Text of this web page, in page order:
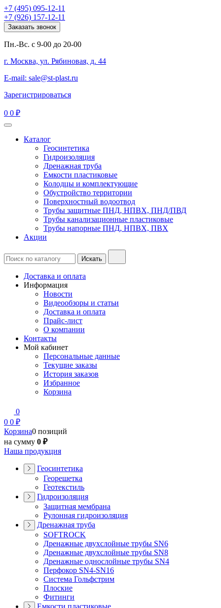
+7 (495) 095-12-11
+7 (926) 157-12-11
Заказать звонок
Пн.-Вс. с 9-00 до 20-00
г. Москва, ул. Рябиновая, д. 44
E-mail: sale@st-plast.ru
Зарегистрироваться
0 0 ₽
Каталог
Геосинтетика
Гидроизоляция
Дренажная труба
Емкости пластиковые
Колодцы и комплектующие
Обустройство территории
Поверхностный водоотвод
Трубы защитные ПНД, НПВХ, ПНД/ПВД
Трубы канализационные пластиковые
Трубы напорные ПНД, НПВХ, ПВХ
Акции
Доставка и оплата
Информация
Новости
Видеообзоры и статьи
Доставка и оплата
Прайс-лист
О компании
Контакты
Мой кабинет
Персональные данные
Текущие заказы
История заказов
Избранное
Корзина
0
0 0 ₽
Корзина0 позиций
на сумму 0 ₽
Наша продукция
Геосинтетика
Георешетка
Геотекстиль
Гидроизоляция
Защитная мембрана
Рулонная гидроизоляция
Дренажная труба
SOFTROCK
Дренажные двухслойные трубы SN6
Дренажные двухслойные трубы SN8
Дренажные однослойные трубы SN4
Перфокор SN4-SN16
Система Гольфстрим
Плоские
Фитинги
Емкости пластиковые